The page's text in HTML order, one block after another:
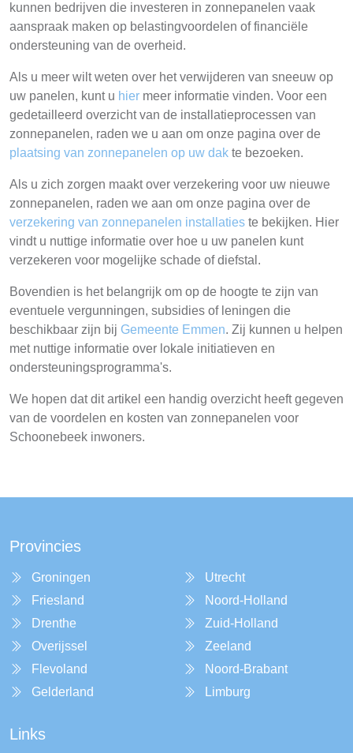
kunnen bedrijven die investeren in zonnepanelen vaak
aanspraak maken op belastingvoordelen of financiële
ondersteuning van de overheid.
Als u meer wilt weten over het verwijderen van sneeuw op
uw panelen, kunt u hier meer informatie vinden. Voor een
gedetailleerd overzicht van de installatieprocessen van
zonnepanelen, raden we u aan om onze pagina over de
plaatsing van zonnepanelen op uw dak te bezoeken.
Als u zich zorgen maakt over verzekering voor uw nieuwe
zonnepanelen, raden we aan om onze pagina over de
verzekering van zonnepanelen installaties te bekijken. Hier
vindt u nuttige informatie over hoe u uw panelen kunt
verzekeren voor mogelijke schade of diefstal.
Bovendien is het belangrijk om op de hoogte te zijn van
eventuele vergunningen, subsidies of leningen die
beschikbaar zijn bij Gemeente Emmen. Zij kunnen u helpen
met nuttige informatie over lokale initiatieven en
ondersteuningsprogramma's.
We hopen dat dit artikel een handig overzicht heeft gegeven
van de voordelen en kosten van zonnepanelen voor
Schoonebeek inwoners.
Provincies
Groningen
Friesland
Drenthe
Overijssel
Flevoland
Gelderland
Utrecht
Noord-Holland
Zuid-Holland
Zeeland
Noord-Brabant
Limburg
Links